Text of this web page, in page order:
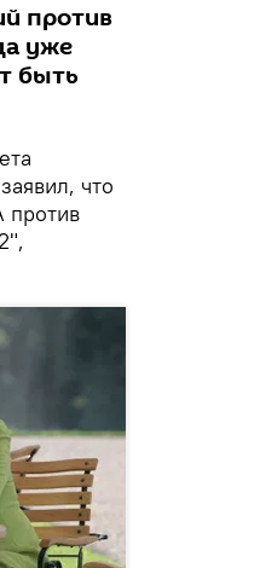
против
уже
быть
что
против